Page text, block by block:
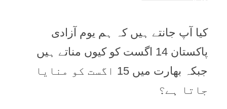
کیا آپ جانتے ہیں کہ ہم یوم آزادی
پاکستان 14 اگست کو کیوں مناتے ہیں
جبکہ بھارت میں 15 اگست کو منایا
جاتا ہے؟